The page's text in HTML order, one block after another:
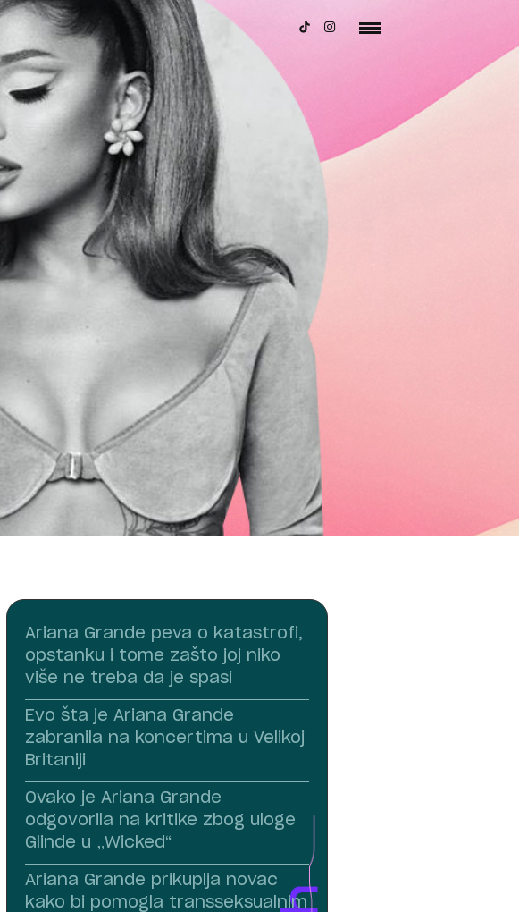
Ariana Grande peva o katastrofi,
opstanku i tome zašto joj niko
više ne treba da je spasi
Evo šta je Ariana Grande
zabranila na koncertima u Velikoj
Britaniji
Ovako je Ariana Grande
odgovorila na kritike zbog uloge
Glinde u „Wicked“
Ariana Grande prikuplja novac
kako bi pomogla transseksualnim